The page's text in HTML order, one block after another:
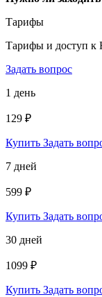
Тарифы
Тарифы и доступ к
Задать вопрос
1 день
129 ₽
Купить Задать
7 дней
599 ₽
Купить Задать
30 дней
1099 ₽
Купить Задать